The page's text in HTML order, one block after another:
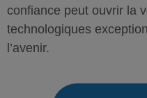
confiance peut ouvrir la
technologiques
l’avenir.